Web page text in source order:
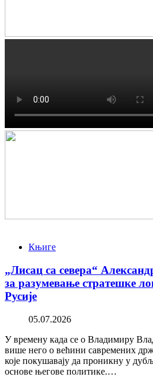
Књиге
„Лисац са севера“
за разумевање стратешке
Русије
05.07.2026
У времену када се о Владимиру
више него о већини савремених
које покушавају да проникну у
основе његове политике.…